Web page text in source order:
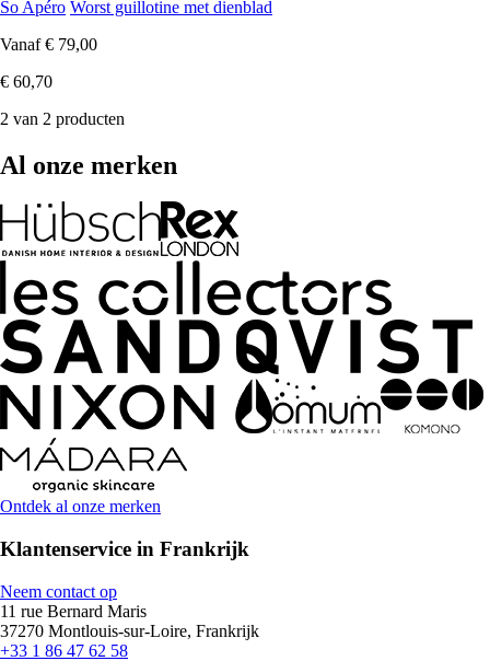
So Apéro Worst guillotine met dienblad
Vanaf € 79,00
€ 60,70
2 van 2 producten
Al onze merken
Ontdek al onze merken
Klantenservice in Frankrijk
Neem contact op
11 rue Bernard Maris
37270 Montlouis-sur-Loire, Frankrijk
+33 1 86 47 62 58